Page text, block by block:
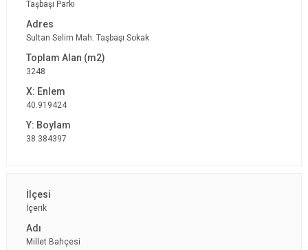
Taşbaşı Parkı
Sultan Selim Mah. Taşbaşı Sokak
3248
40.919424
38.384397
İçerik
Millet Bahçesi